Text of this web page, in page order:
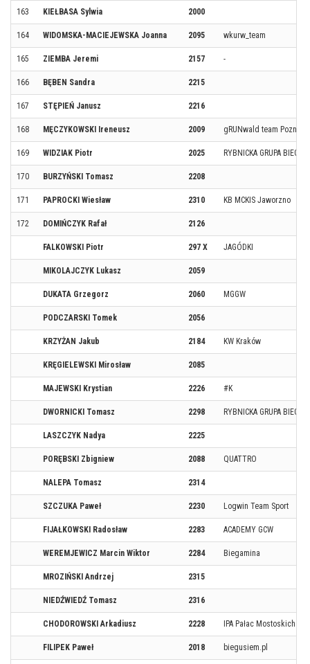
163 KIEŁBASA Sylwia 2000
164 WIDOMSKA-MACIEJEWSKA Joanna 2095 wkurw_team
165 ZIEMBA Jeremi 2157 -
166 BĘBEN Sandra 2215
167 STĘPIEŃ Janusz 2216
168 MĘCZYKOWSKI Ireneusz 2009 gRUNwald team Poznań
169 WIDZIAK Piotr 2025 RYBNICKA GRUPA
170 BURZYŃSKI Tomasz 2208
171 PAPROCKI Wiesław 2310 KB MCKIS Jaworzno
172 DOMIŃCZYK Rafał 2126
FALKOWSKI Piotr 297 X JAGÓDKI
MIKOLAJCZYK Lukasz 2059
DUKATA Grzegorz 2060 MGGW
PODCZARSKI Tomek 2056
KRZYŻAN Jakub 2184 KW Kraków
KRĘGIELEWSKI Mirosław 2085
MAJEWSKI Krystian 2226 #K
DWORNICKI Tomasz 2298 RYBNICKA GRUPA
LASZCZYK Nadya 2225
PORĘBSKI Zbigniew 2088 QUATTRO
NALEPA Tomasz 2314
SZCZUKA Paweł 2230 Logwin Team Sport
FIJAŁKOWSKI Radosław 2283 ACADEMY GCW
WEREMJEWICZ Marcin Wiktor 2284 Biegamina
MROZIŃSKI Andrzej 2315
NIEDŹWIEDŹ Tomasz 2316
CHODOROWSKI Arkadiusz 2228 IPA Pałac Mostoskich
FILIPEK Paweł 2018 biegusiem.pl